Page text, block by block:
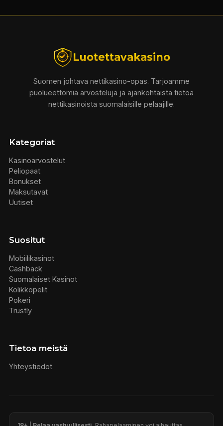
Luotettavakasino
Suomen johtava nettikasino-opas. Tarjoamme
puolueettomia arvosteluja ja ajankohtaista tietoa
nettikasinoista suomalaisille pelaajille.
Kategoriat
Kasinoarvostelut
Peliopaat
Bonukset
Maksutavat
Uutiset
Suositut
Mobiilikasinot
Cashback
Suomalaiset Kasinot
Kolikkopelit
Pokeri
Trustly
Tietoa meistä
Yhteystiedot